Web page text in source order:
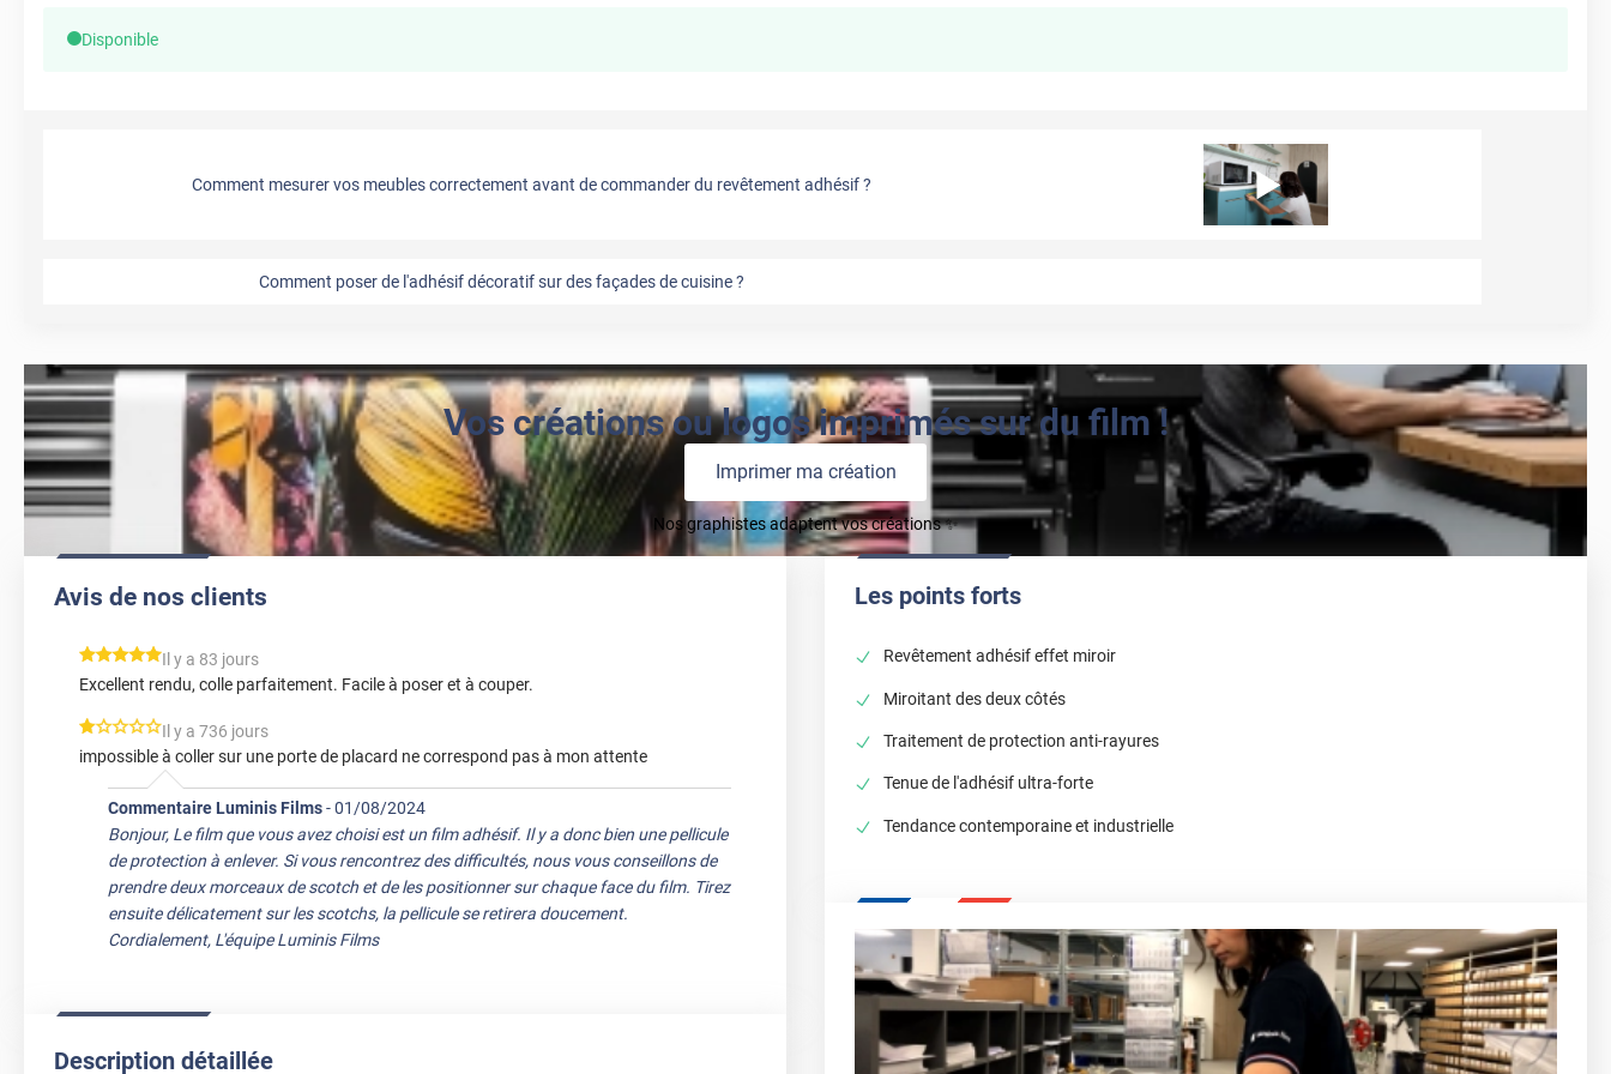
Disponible
Comment mesurer vos meubles correctement avant de commander du revêtement adhésif ?
Comment poser de l'adhésif décoratif sur des façades de cuisine ?
Vos créations ou logos imprimés sur du film !
Imprimer ma création
Nos graphistes adaptent vos créations ✨
Avis de nos clients
*****
Il y a 83 jours
Excellent rendu, colle parfaitement. Facile à poser et à couper.
*****
Il y a 736 jours
impossible à coller sur une porte de placard ne correspond pas à mon attente
Commentaire Luminis Films-01/08/2024
Bonjour, Le film que vous avez choisi est un film adhésif. Il y a donc bien une pellicule
de protection à enlever. Si vous rencontrez des difficultés, nous vous conseillons de
prendre deux morceaux de scotch et de les positionner sur chaque face du film. Tirez
ensuite délicatement sur les scotchs, la pellicule se retirera doucement.
Cordialement, L'équipe Luminis Films
Description détaillée
Les points forts
Revêtement adhésif effet miroir
Miroitant des deux côtés
Traitement de protection anti-rayures
Tenue de l'adhésif ultra-forte
Tendance contemporaine et industrielle